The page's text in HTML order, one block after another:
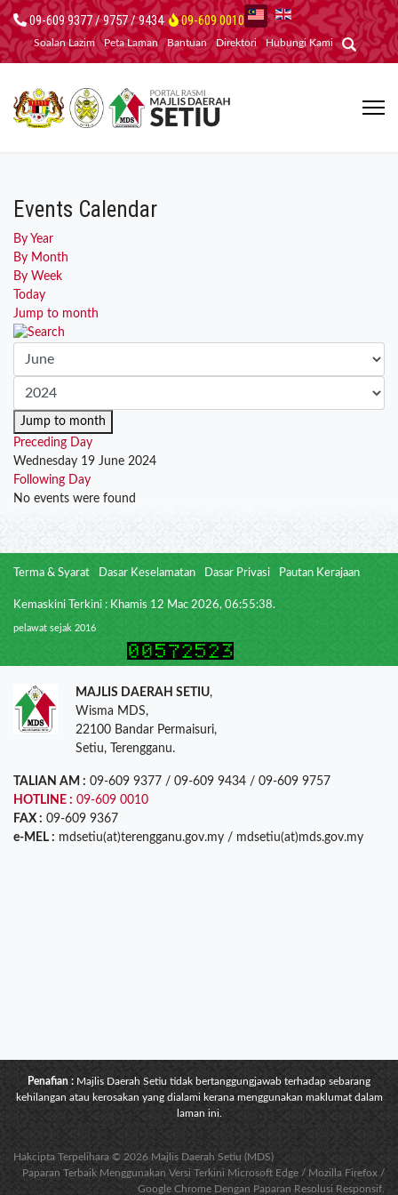
09-609 9377 / 9757 / 9434 09-609 0010
Soalan Lazim Peta Laman Bantuan Direktori Hubungi Kami
Events Calendar
By Year
By Month
By Week
Today
Jump to month
Jump to month
Preceding Day
Wednesday 19 June 2024
Following Day
No events were found
Terma & Syarat Dasar Keselamatan Dasar Privasi Pautan Kerajaan
Kemaskini Terkini : Khamis 12 Mac 2026, 06:55:38.
pelawat sejak 2016
MAJLIS DAERAH SETIU,
Wisma MDS,
22100 Bandar Permaisuri,
Setiu, Terengganu.
TALIAN AM : 09-609 9377 / 09-609 9434 / 09-609 9757
HOTLINE : 09-609 0010
FAX : 09-609 9367
e-MEL : mdsetiu(at)terengganu.gov.my / mdsetiu(at)mds.gov.my
Penafian : Majlis Daerah Setiu tidak bertanggungjawab terhadap sebarang
kehilangan atau kerosakan yang dialami kerana menggunakan maklumat dalam
laman ini.
Hakcipta Terpelihara © 2026 Majlis Daerah Setiu (MDS)
Paparan Terbaik Menggunakan Versi Terkini Microsoft Edge / Mozilla Firefox /
Google Chrome Dengan Paparan Resolusi Responsif.